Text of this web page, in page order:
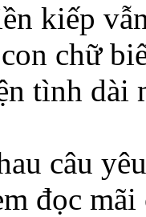
kiếp
chữ
tình dài
câu
đọc mãi